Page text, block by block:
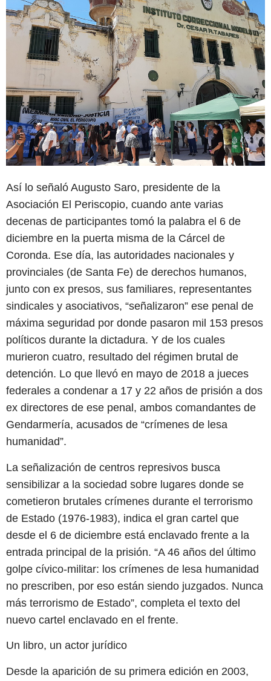
Así lo señaló Augusto Saro, presidente de la
Asociación El Periscopio, cuando ante varias
decenas de participantes tomó la palabra el 6 de
diciembre en la puerta misma de la Cárcel de
Coronda. Ese día, las autoridades nacionales y
provinciales (de Santa Fe) de derechos humanos,
junto con ex presos, sus familiares, representantes
sindicales y asociativos, “señalizaron” ese penal de
máxima seguridad por donde pasaron mil 153 presos
políticos durante la dictadura. Y de los cuales
murieron cuatro, resultado del régimen brutal de
detención. Lo que llevó en mayo de 2018 a jueces
federales a condenar a 17 y 22 años de prisión a dos
ex directores de ese penal, ambos comandantes de
Gendarmería, acusados de “crímenes de lesa
humanidad”.
La señalización de centros represivos busca
sensibilizar a la sociedad sobre lugares donde se
cometieron brutales crímenes durante el terrorismo
de Estado (1976-1983), indica el gran cartel que
desde el 6 de diciembre está enclavado frente a la
entrada principal de la prisión. “A 46 años del último
golpe cívico-militar: los crímenes de lesa humanidad
no prescriben, por eso están siendo juzgados. Nunca
más terrorismo de Estado”, completa el texto del
nuevo cartel enclavado en el frente.
Un libro, un actor jurídico
Desde la aparición de su primera edición en 2003,